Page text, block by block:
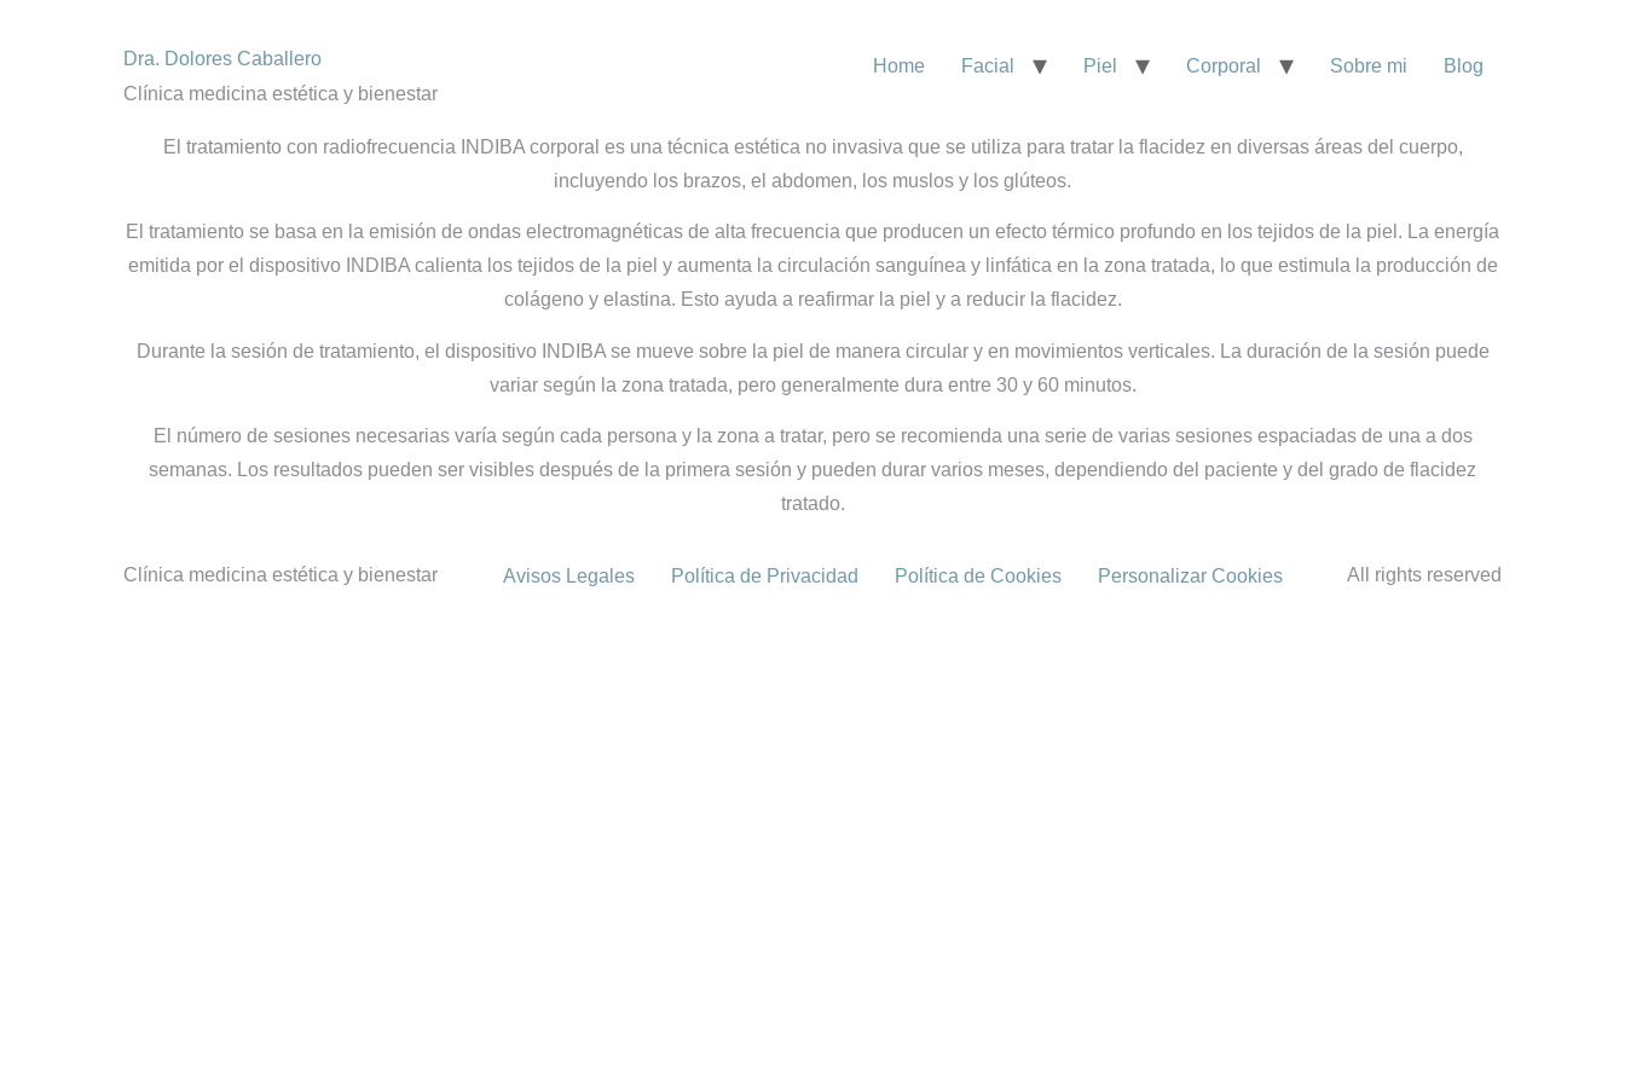
Dra. Dolores Caballero
Clínica medicina estética y bienestar
Home Facial Piel Corporal Sobre mi Blog
El tratamiento con radiofrecuencia INDIBA corporal es una técnica estética no invasiva que se utiliza para tratar la flacidez en diversas áreas del cuerpo,
incluyendo los brazos, el abdomen, los muslos y los glúteos.
El tratamiento se basa en la emisión de ondas electromagnéticas de alta frecuencia que producen un efecto térmico profundo en los tejidos de la piel. La energía
emitida por el dispositivo INDIBA calienta los tejidos de la piel y aumenta la circulación sanguínea y linfática en la zona tratada, lo que estimula la producción de
colágeno y elastina. Esto ayuda a reafirmar la piel y a reducir la flacidez.
Durante la sesión de tratamiento, el dispositivo INDIBA se mueve sobre la piel de manera circular y en movimientos verticales. La duración de la sesión puede
variar según la zona tratada, pero generalmente dura entre 30 y 60 minutos.
El número de sesiones necesarias varía según cada persona y la zona a tratar, pero se recomienda una serie de varias sesiones espaciadas de una a dos
semanas. Los resultados pueden ser visibles después de la primera sesión y pueden durar varios meses, dependiendo del paciente y del grado de flacidez
tratado.
Clínica medicina estética y bienestar Avisos Legales Política de Privacidad Política de Cookies Personalizar Cookies All rights reserved